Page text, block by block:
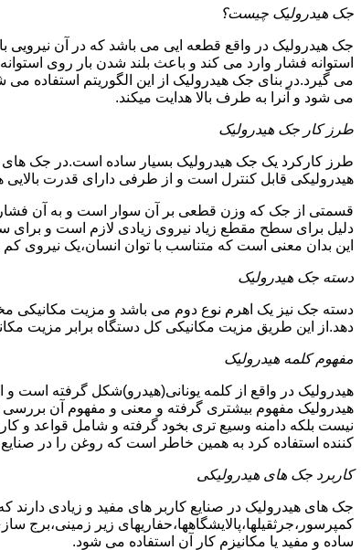
جک هیدرولیک چیست؟
جک هیدرولیک در واقع قطعه ایی می باشد که در آن نیرویی
استوانه فشار وارد می کند و باعث بلند شدن بار روی
می گیرد.در بنای جک هیدرولیک از این الگوریتم استفاده
می شود و آنرا به طرف بالا هدایت میکند.
طرز کار جک هیدرولیک
طرز کارکرد یک جک هیدرولیک بسیار ساده است.در جک های
هیدرولیکی قابل کنترل است و از طرفی دارای قدرت بالایی
قسمتی از جک که وزن قطعی بر آن سوار است و به آن فشار
دلیل برای سطح مقطع زیاد نیروی زیادی لازم است و برای
این بدان معنی است که متناسب با توان انسان،یک نیروی
دسته جک هیدرولیک
دسته جک نیز یک اهرم نوع دوم می باشد و مزیت مکانیکی
دهد.از این طریق مزیت مکانیکی کل دستگاه برابر مزیت
مفهوم کلمه هیدرولیک
هیدرولیک در واقع از کلمه یونانی(هیدرو)شکل گرفته است
هیدرولیک مفهوم بیشتری گرفته و معنی و مفهوم آن
نیست بلکه دامنه وسیع تری بخود گرفته و شامل قواعد و
کننده استفاده کرد به همین خاطر است که روغن را در
کاربرد جک های هیدرولیکی
جک های هیدرولیک در صنایع کاربر های مفید و زیادی دارند
کمپرسور،جرثقیلها،پالایشگاهها،حفاریهای زیر زمینی،برج
ساده و مفید یا مکانیزم کار آن استفاده می شود.